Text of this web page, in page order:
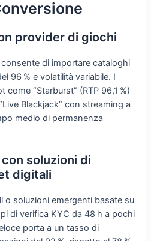
provider di giochi
consente di importare cataloghi
96 % e volatilità variabile. I
“Starburst” (RTP 96,1 %)
Blackjack” con streaming a
medio di permanenza
soluzioni di
digitali
o soluzioni emergenti basate su
di verifica KYC da 48 h a pochi
porta a un tasso di